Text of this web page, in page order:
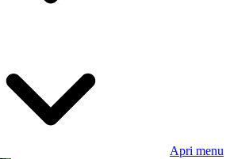
Apri menu